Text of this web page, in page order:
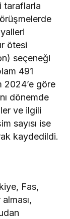
taraflarla
ötesi
seçeneği
491
2024’e göre
dönemde
ve ilgili
sayısı ise
kaydedildi.
Fas,